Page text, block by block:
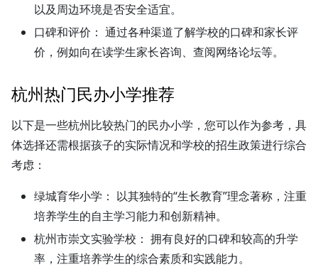
以及周边环境是否安全适宜。
口碑和评价： 通过各种渠道了解学校的口碑和家长评
价，例如向在读学生家长咨询、查阅网络论坛等。
杭州热门民办小学推荐
以下是一些杭州比较热门的民办小学，您可以作为参考，具
体选择还需根据孩子的实际情况和学校的招生政策进行综合
考虑：
绿城育华小学： 以其独特的“生长教育”理念著称，注重
培养学生的自主学习能力和创新精神。
杭州市崇文实验学校： 拥有良好的口碑和较高的升学
率，注重培养学生的综合素质和实践能力。